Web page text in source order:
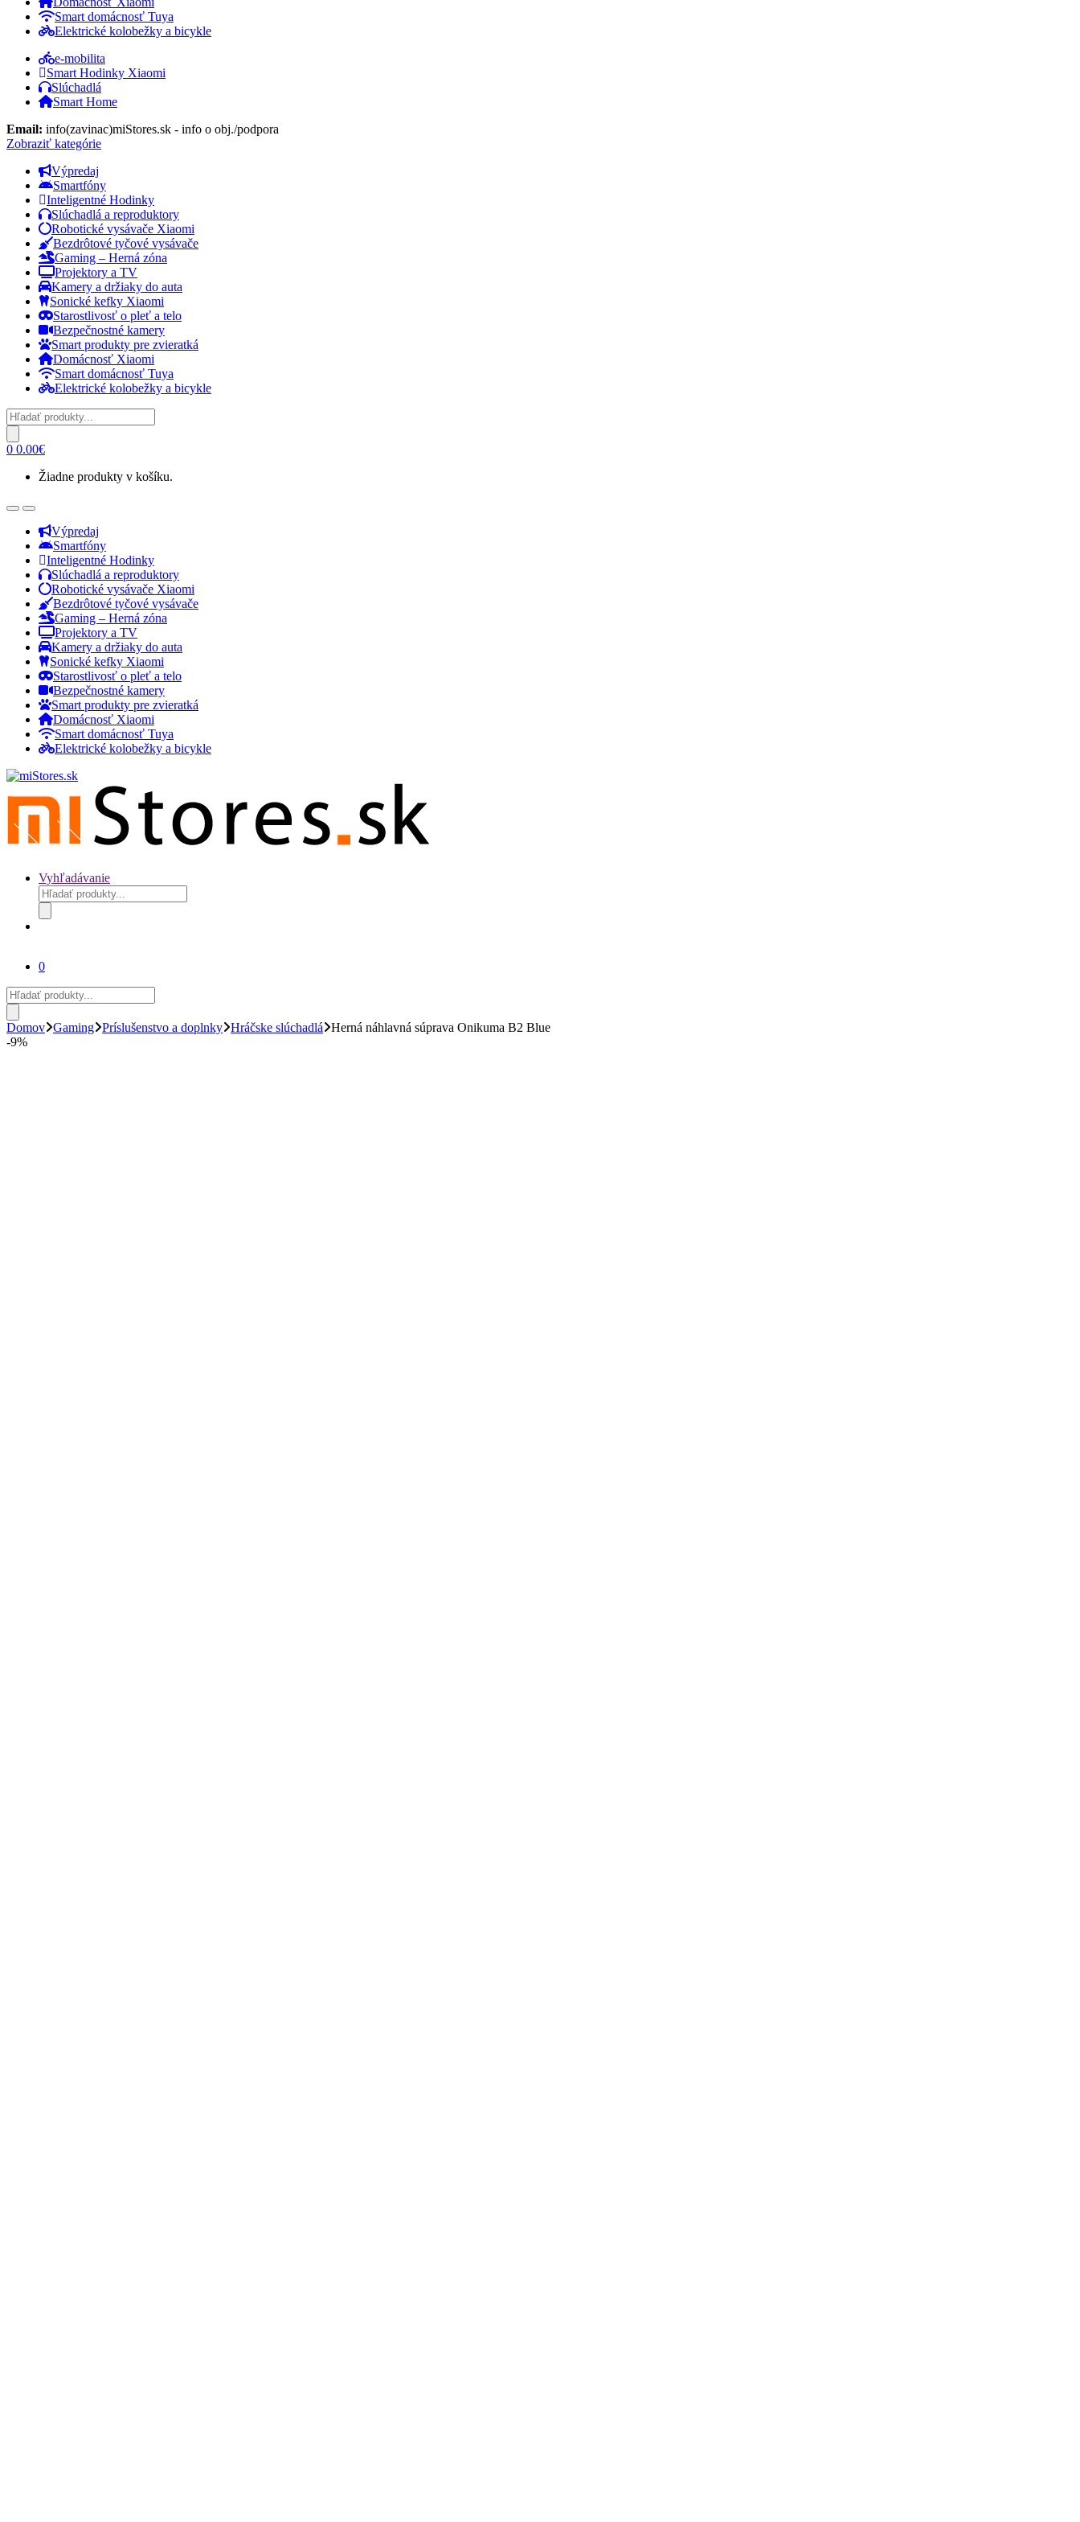
Smart domácnosť Tuya
Elektrické kolobežky a bicykle
e-mobilita
Smart Hodinky Xiaomi
Slúchadlá
Smart Home
Email: info(zavinac)miStores.sk - info o obj./podpora
Zobraziť kategórie
Výpredaj
Smartfóny
Inteligentné Hodinky
Slúchadlá a reproduktory
Robotické vysávače Xiaomi
Bezdrôtové tyčové vysávače
Gaming – Herná zóna
Projektory a TV
Kamery a držiaky do auta
Sonické kefky Xiaomi
Starostlivosť o pleť a telo
Bezpečnostné kamery
Smart produkty pre zvieratká
Domácnosť Xiaomi
Smart domácnosť Tuya
Elektrické kolobežky a bicykle
Products
search
0 0.00€
Žiadne produkty v košíku.
OpenClose
Výpredaj
Smartfóny
Inteligentné Hodinky
Slúchadlá a reproduktory
Robotické vysávače Xiaomi
Bezdrôtové tyčové vysávače
Gaming – Herná zóna
Projektory a TV
Kamery a držiaky do auta
Sonické kefky Xiaomi
Starostlivosť o pleť a telo
Bezpečnostné kamery
Smart produkty pre zvieratká
Domácnosť Xiaomi
Smart domácnosť Tuya
Elektrické kolobežky a bicykle
Vyhľadávanie
Products
search
0
Products
search
Domov Gaming Príslušenstvo a doplnky Hráčske slúchadlá
Herná náhlavná súprava Onikuma B2 Blue
-9%